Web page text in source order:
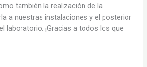
también la realización de la
a nuestras instalaciones y el posterior
laboratorio. ¡Gracias a todos los que